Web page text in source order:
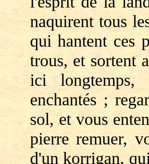
naquirent tous
qui hantent ces
trous, et sortent
ici longtemps,
enchantés ;
sol, et vous
pierre remuer,
d'un korrigan,